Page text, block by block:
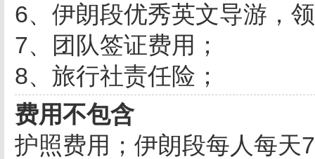
6、伊朗段优秀英文导游，
7、团队签证费用；
8、旅行社责任险；
费用不包含
护照费用；伊朗段每人每天